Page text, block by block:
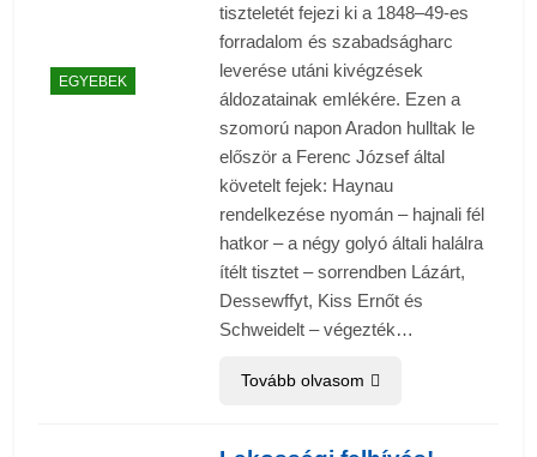
EGYEBEK
tiszteletét fejezi ki a 1848–49-es
forradalom és szabadságharc
leverése utáni kivégzések
áldozatainak emlékére. Ezen a
szomorú napon Aradon hulltak le
először a Ferenc József által
követelt fejek: Haynau
rendelkezése nyomán – hajnali fél
hatkor – a négy golyó általi halálra
ítélt tisztet – sorrendben Lázárt,
Dessewffyt, Kiss Ernőt és
Schweidelt – végezték…
Tovább olvasom